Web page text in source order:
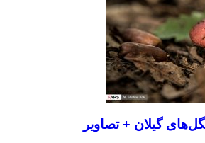
گیلان + تصاویر